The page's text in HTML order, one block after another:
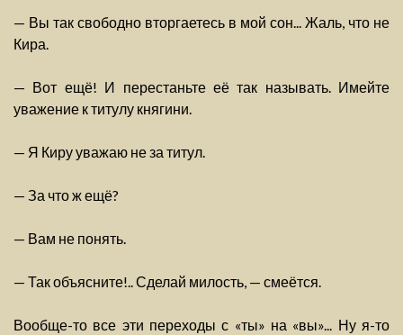
— Вы так свободно вторгаетесь в мой сон... Жаль, что не
Кира.
— Вот ещё! И перестаньте её так называть. Имейте
уважение к титулу княгини.
— Я Киру уважаю не за титул.
— За что ж ещё?
— Вам не понять.
— Так объясните!.. Сделай милость, — смеётся.
Вообще-то все эти переходы с «ты» на «вы»... Ну я-то